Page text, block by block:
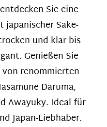
Sie eine
Sake-
und klar bis
Genießen Sie
renommierten
Daruma,
Awayuky. Ideal für
Japan-Liebhaber.